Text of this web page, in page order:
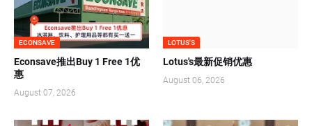
ECONSAVE
Econsave推出Buy 1 Free 1优
惠
August 07, 2026
LOTUS'S
Lotus's最新促销优惠
August 06, 2026